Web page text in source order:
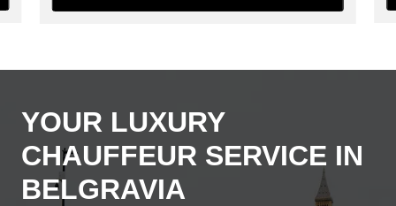
YOUR LUXURY
CHAUFFEUR SERVICE IN
BELGRAVIA